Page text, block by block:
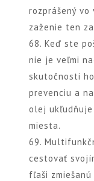
rozprášený vo
zaženie ten
68. Keď ste
nie je veľmi
skutočnosti
prevenciu a
olej
miesta.
69.
cestovať
fľaši